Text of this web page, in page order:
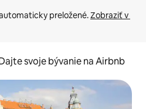
preložené. Zobraziť v
svoje bývanie na Airbnb